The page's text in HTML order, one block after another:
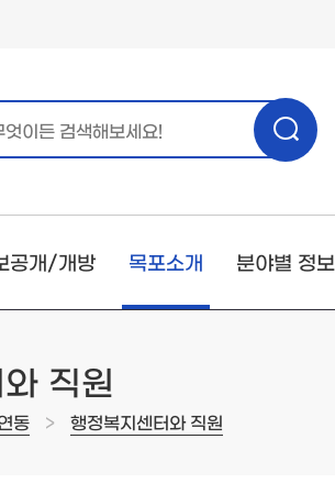
공개/개방 목포소개 분야별 정보
직원
동 > 행정복지센터와 직원